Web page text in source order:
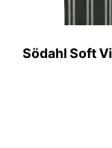
Södahl Soft